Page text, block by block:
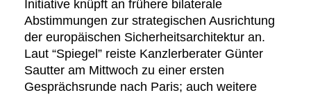
Initiative knüpft an frühere bilaterale
Abstimmungen zur strategischen Ausrichtung
der europäischen Sicherheitsarchitektur an.
Laut “Spiegel” reiste Kanzlerberater Günter
Sautter am Mittwoch zu einer ersten
Gesprächsrunde nach Paris; auch weitere